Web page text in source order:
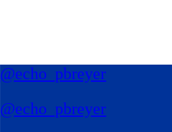
@echo_pbreyer
@echo_pbreyer